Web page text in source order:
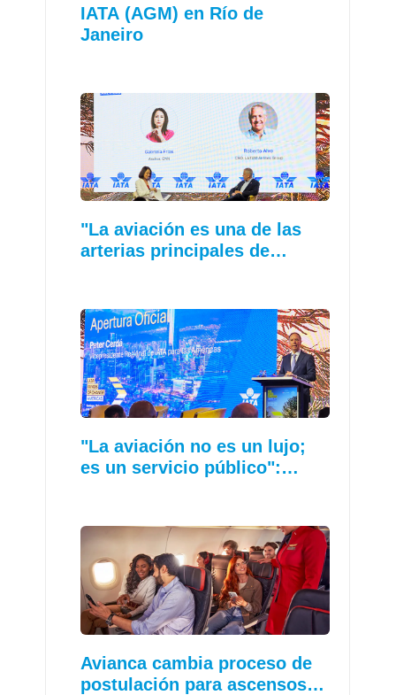
IATA (AGM) en Río de
Janeiro
"La aviación es una de las
arterias principales de…
"La aviación no es un lujo;
es un servicio público":…
Avianca cambia proceso de
postulación para ascensos…